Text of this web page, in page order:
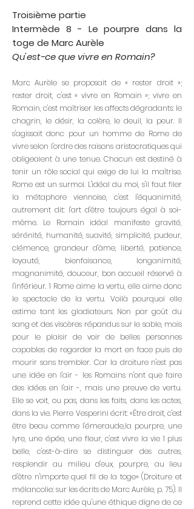
Troisième partie
Intermède 8 - Le pourpre dans la
toge de Marc Aurèle
Qu'est-ce que vivre en Romain?
Marc Aurèle se proposait de « rester droit »;
rester droit, c'est « vivre en Romain »; vivre en
Romain, c'est maîtriser les affects dégradants: le
chagrin, le désir, la colère, le deuil, la peur. Il
s'agissait donc pour un homme de Rome de
vivre selon l'ordre des raisons aristocratiques qui
obligeaient à une tenue. Chacun est destiné à
tenir un rôle social qui exige de lui la maîtrise.
Rome est un surmoi. L'idéal du moi, s'il faut filer
la métaphore viennoise, c'est l'équanimité,
autrement dit: l'art d'être toujours égal à soi-
même. Le Romain idéal manifeste gravité,
sérénité, humanité, suavité, simplicité, pudeur,
clémence, grandeur d'âme, liberté, patience,
loyauté, bienfaisance, longanimité,
magnanimité, douceur, bon accueil réservé à
l'inférieur. 1 Rome aime la vertu, elle aime donc
le spectacle de la vertu. Voilà pourquoi elle
estime tant les gladiateurs. Non par goût du
sang et des viscères répandus sur le sable, mais
pour le plaisir de voir de belles personnes
capables de regarder la mort en face puis de
mourir sans trembler. Car la droiture n'est pas
une idée en l'air - les Romains n'ont que faire
des idées en l'air -, mais une preuve de vertu.
Elle se voit, ou pas, dans les faits, dans les actes,
dans la vie. Pierre Vesperini écrit: «Être droit, c'est
être beau comme l'émeraude,la pourpre, une
lyre, une épée, une fleur, c'est vivre la vie 1 plus
belle, c'est-à-dire se distinguer des autres,
resplendir au milieu d'eux, pourpre, au lieu
d'être n'importe quel fil de la toge» (Droiture et
mélancolie: sur les écrits de Marc Aurèle, p. 75). Il
reprend cette idée qu'une éthique digne de ce